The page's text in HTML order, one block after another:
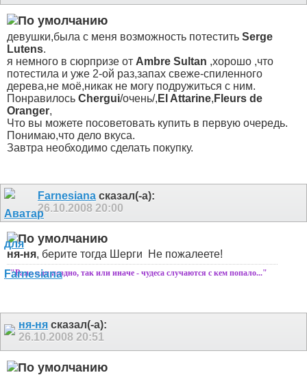
девушки,была с меня возможность потестить Serge
Lutens.
я немного в сюрпризе от Ambrе Sultan ,хорошо ,что
потестила и уже 2-ой раз,запах свеже-спиленного
дерева,не моё,никак не могу подружиться с ним.
Понравилось Chergui/очень/, El Attarine, Fleurs de
Oranger,
Что вы можете посоветовать купить в первую очередь.
Понимаю,что дело вкуса.
Завтра необходимо сделать покупку.
Farnesiana сказал(-а):
26.10.2008 20:00
ня-ня, берите тогда Шерги Не пожалеете!
"Рано или поздно, так или иначе - чудеса случаются с кем попало..."
ня-ня сказал(-а):
26.10.2008 20:51